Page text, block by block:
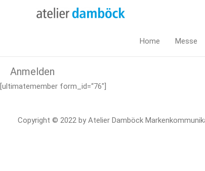
Home Messe
Anmelden
[ultimatemember form_id=“76″]
Copyright © 2022 by Atelier Damböck